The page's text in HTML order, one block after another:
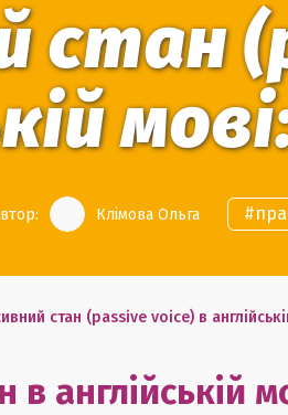
стан
Клімова Ольга #
стан (passive voice) в
в англійській